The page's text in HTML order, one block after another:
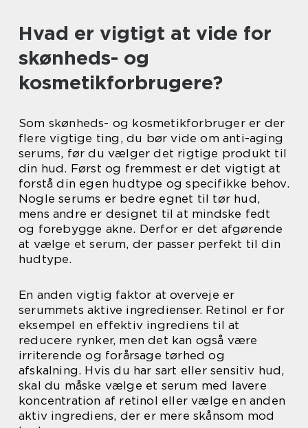
Hvad er vigtigt at vide for
skønheds- og
kosmetikforbrugere?
Som skønheds- og kosmetikforbruger er der
flere vigtige ting, du bør vide om anti-aging
serums, før du vælger det rigtige produkt til
din hud. Først og fremmest er det vigtigt at
forstå din egen hudtype og specifikke behov.
Nogle serums er bedre egnet til tør hud,
mens andre er designet til at mindske fedt
og forebygge akne. Derfor er det afgørende
at vælge et serum, der passer perfekt til din
hudtype.
En anden vigtig faktor at overveje er
serummets aktive ingredienser. Retinol er for
eksempel en effektiv ingrediens til at
reducere rynker, men det kan også være
irriterende og forårsage tørhed og
afskalning. Hvis du har sart eller sensitiv hud,
skal du måske vælge et serum med lavere
koncentration af retinol eller vælge en anden
aktiv ingrediens, der er mere skånsom mod